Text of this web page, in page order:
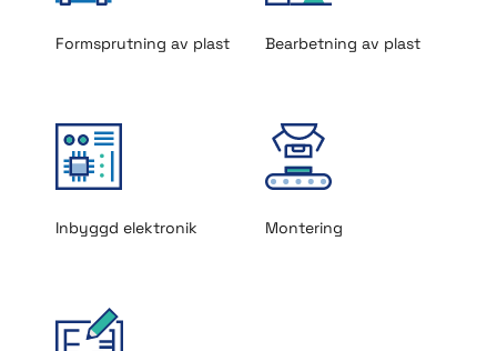
Formsprutning av plast Bearbetning av plast
Inbyggd elektronik Montering